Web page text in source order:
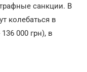
санкции. В
колебаться в
000 грн), в